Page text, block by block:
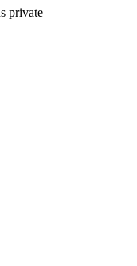
private